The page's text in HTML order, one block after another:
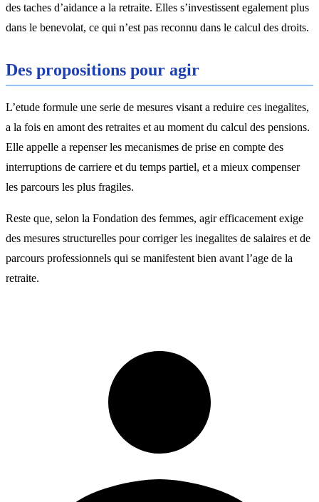
des taches d’aidance a la retraite. Elles s’investissent egalement plus
dans le benevolat, ce qui n’est pas reconnu dans le calcul des droits.
Des propositions pour agir
L’etude formule une serie de mesures visant a reduire ces inegalites,
a la fois en amont des retraites et au moment du calcul des pensions.
Elle appelle a repenser les mecanismes de prise en compte des
interruptions de carriere et du temps partiel, et a mieux compenser
les parcours les plus fragiles.
Reste que, selon la Fondation des femmes, agir efficacement exige
des mesures structurelles pour corriger les inegalites de salaires et de
parcours professionnels qui se manifestent bien avant l’age de la
retraite.